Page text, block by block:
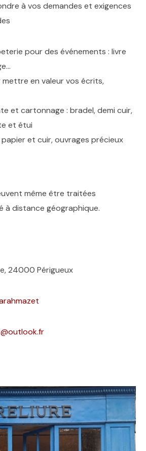
à vos demandes et exigences
pour des événements : livre
en valeur vos écrits,
et cartonnage : bradel, demi cuir,
et étui
et cuir, ouvrages précieux
même être traitées
à distance géographique.
24000 Périgueux